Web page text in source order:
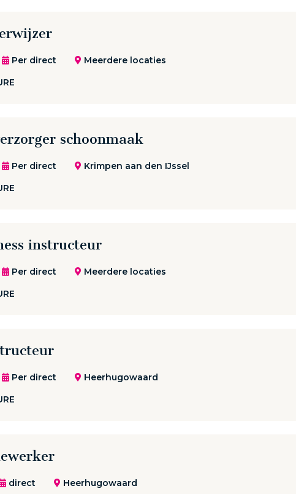
Per direct
Meerdere locaties
schoonmaak
Per direct
Krimpen aan den IJssel
instructeur
Per direct
Meerdere locaties
Per direct
Heerhugowaard
direct
Heerhugowaard